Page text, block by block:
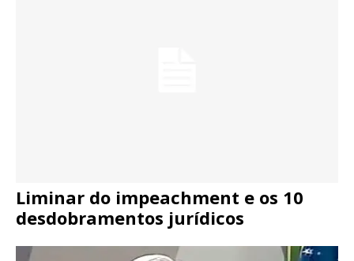
Liminar do impeachment e os 10
desdobramentos jurídicos